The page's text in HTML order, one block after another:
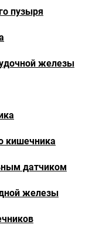
пузыря
железы
кишечника
датчиком
железы